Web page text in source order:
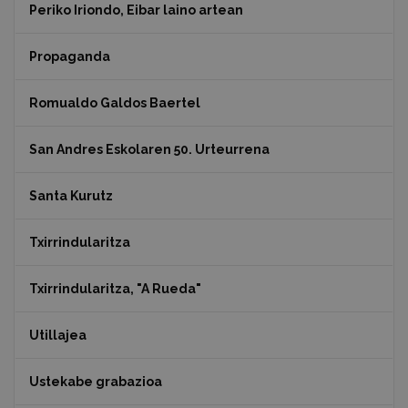
Periko Iriondo, Eibar laino artean
Propaganda
Romualdo Galdos Baertel
San Andres Eskolaren 50. Urteurrena
Santa Kurutz
Txirrindularitza
Txirrindularitza, "A Rueda"
Utillajea
Ustekabe grabazioa